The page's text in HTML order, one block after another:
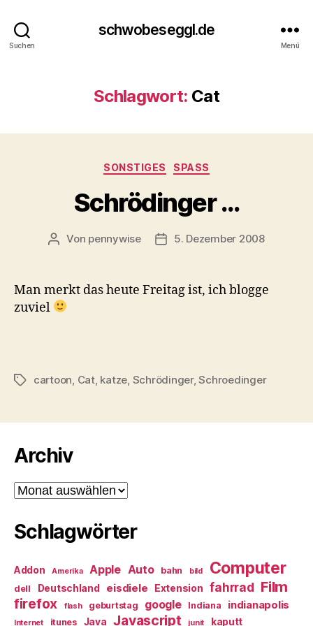
Suchen
schwobeseggl.de
Menü
Schlagwort: Cat
Kategorien
SONSTIGES SPASS
Schrödinger …
Beitragsautor
Von pennywise Veröffentlichungsdatum
5. Dezember 2008
Man merkt das heute Freitag ist, ich blogge
zuviel
Schlagwörter
cartoon Cat, katze Schrödinger,Schroedinger
Archiv
Archiv
Schlagwörter
Addon Amerika Apple Auto bahn bild Computer
dell Deutschland eisdiele Extension fahrrad Film
firefox flash geburtstag google Indiana indianapolis
Internet itunes Java Javascript junit kaputt